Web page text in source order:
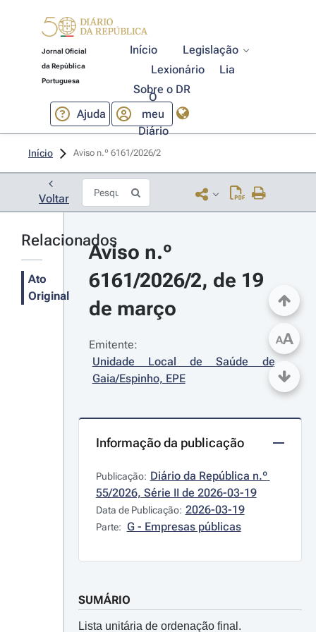
Jornal Oficial
da República
Portuguesa
Início
Legislação
Lexionário
Lia
Sobre o DR
Ajuda
O
meu
Diário
Início Aviso n.º 6161/2026/2
Voltar
Relacionados
Ato
Original
Aviso n.º
6161/2026/2, de 19
de março
Emitente:
Unidade Local de Saúde de
Gaia/Espinho, EPE
Informação da publicação
Publicação: Diário da República n.º
55/2026, Série II de 2026-03-19
Data de Publicação: 2026-03-19
Parte: G - Empresas públicas
SUMÁRIO
Lista unitária de ordenação final.
AA